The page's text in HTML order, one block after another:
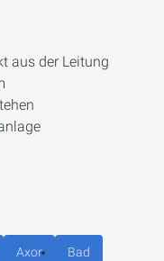
aus der Leitung
Axor Bad